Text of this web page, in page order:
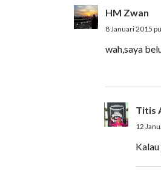
HM Zwan
8 Januari 2015
wah,saya
Titis
12